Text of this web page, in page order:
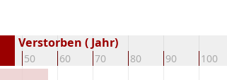
50 60 70 80 90 100
Verstorben ( Jahr)